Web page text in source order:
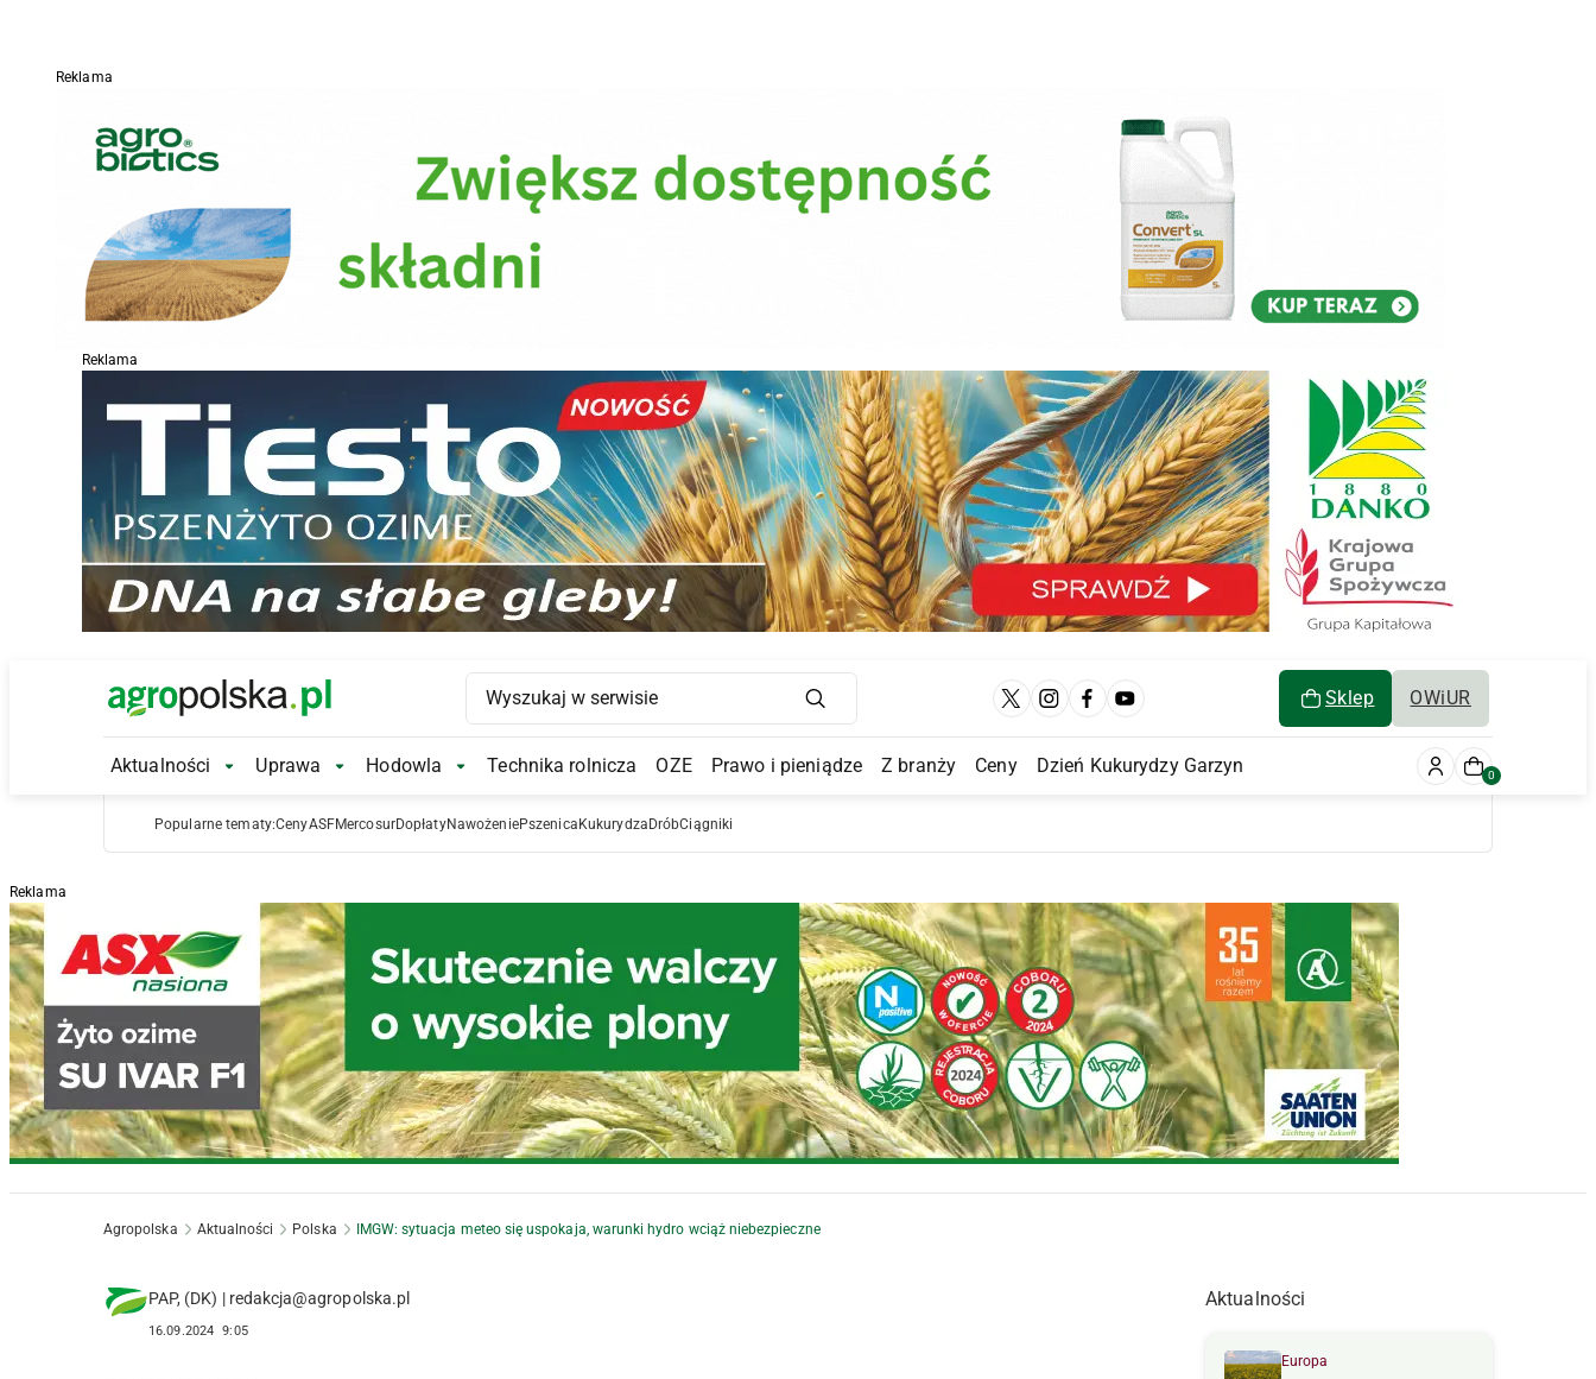
Reklama
Reklama
Main Logo Sklep OWiUR
Main Navigation
Aktualności Aktualności Submenu
Uprawa Uprawa Submenu
Hodowla Hodowla Submenu
Technika rolnicza OZE Prawo i pieniądze Z branży Ceny Dzień Kukurydzy Garzyn 0
Popularne tematy:CenyASFMercosurDopłatyNawożeniePszenica Kukurydza DróbCiągniki
Reklama
Agropolska Aktualności Polska IMGW: sytuacja meteo się uspokaja, warunki hydro wciąż niebezpieczne
PAP, (DK) | redakcja@agropolska.pl
16.09.2024 9:05
Aktualności
Europa